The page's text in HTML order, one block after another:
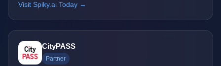
Visit Spiky.ai Today →
CityPASS
Partner